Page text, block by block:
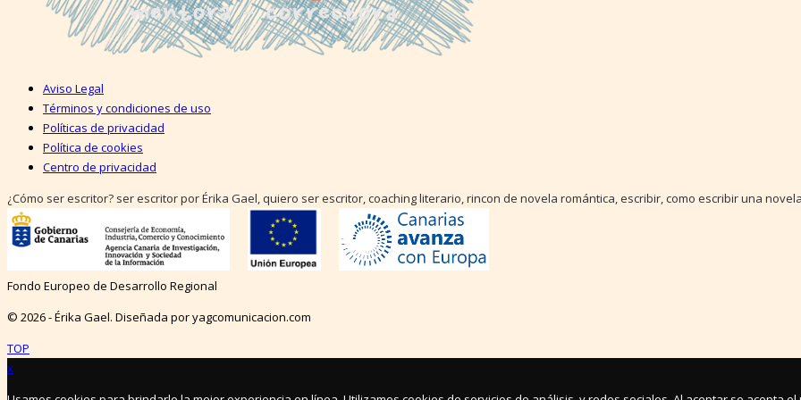
Aviso Legal
Términos y condiciones de uso
Políticas de privacidad
Política de cookies
Centro de privacidad
¿Cómo ser escritor? ser escritor por Érika Gael, quiero ser escritor, coaching literario, rincon de novela romántica, escribir, como escribir una
Fondo Europeo de Desarrollo Regional
© 2026 - Érika Gael. Diseñada por yagcomunicacion.com
TOP
x